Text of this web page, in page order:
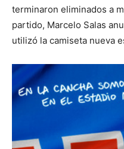
terminaron eliminados a
partido, Marcelo Salas
utilizó la camiseta nueva